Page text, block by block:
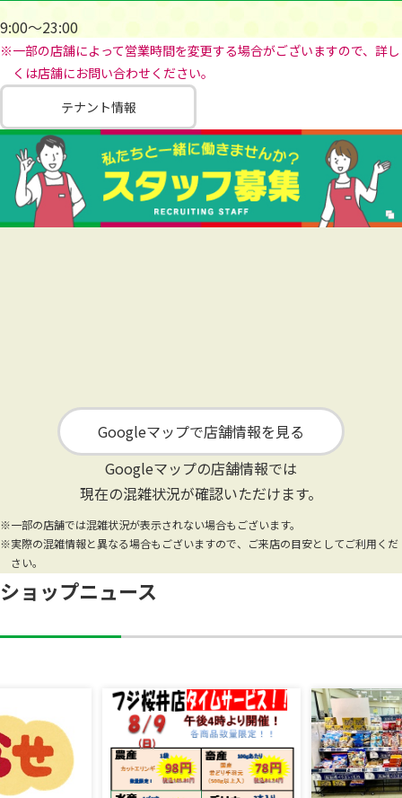
9:00～23:00
※一部の店舗によって営業時間を変更する場合がございますので、詳し
くは店舗にお問い合わせください。
テナント情報
Googleマップで店舗情報を見る
Googleマップの店舗情報では
現在の混雑状況が確認いただけます。
※一部の店舗では混雑状況が表示されない場合もございます。
※実際の混雑情報と異なる場合もございますので、ご来店の目安としてご利用くだ
さい。
ショップニュース